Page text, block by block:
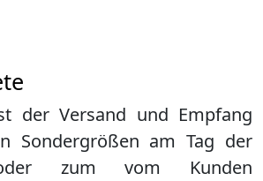
der Versand und Empfang
Sondergrößen am Tag der
zum vom Kunden